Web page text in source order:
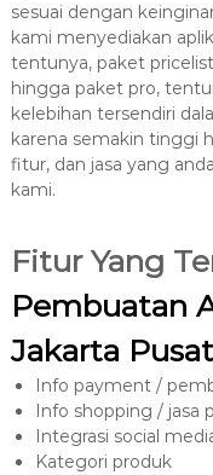
sesuai dengan
kami menyediakan
tentunya, paket
hingga paket pro,
kelebihan tersendiri
karena semakin tinggi
fitur, dan jasa yang
kami.
Fitur Yang
Pembuatan
Jakarta Pusat
Info payment /
Info shopping / jasa
Integrasi social
Kategori produk